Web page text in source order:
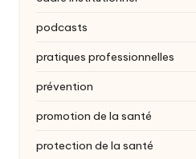
podcasts
pratiques professionnelles
prévention
promotion de la santé
protection de la santé